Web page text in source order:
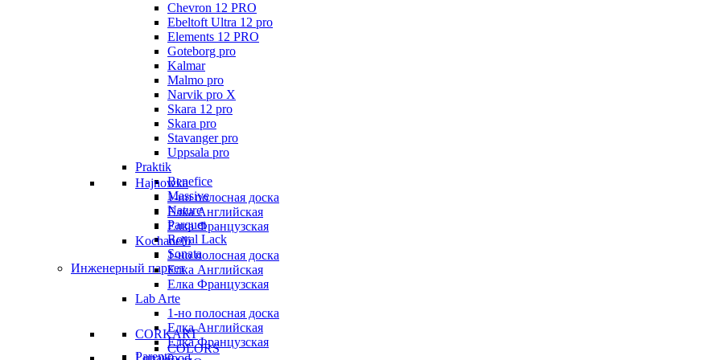
Chevron 12 PRO
Ebeltoft Ultra 12 pro
Elements 12 PRO
Goteborg pro
Kalmar
Malmo pro
Narvik pro X
Skara 12 pro
Skara pro
Stavanger pro
Uppsala pro
Praktik
Benefice
Massive
Nature
Parquet
Royal Lack
Sonata
Инженерный паркет
Hajnowka
1-но полосная доска
Елка Английская
Елка Французская
Kochanelli
1-но полосная доска
Елка Английская
Елка Французская
Lab Arte
1-но полосная доска
Елка Английская
Елка Французская
Parento
CORKART
COLORS